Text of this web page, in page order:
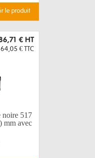
le produit
€ HT
€ TTC
noire 517
mm avec